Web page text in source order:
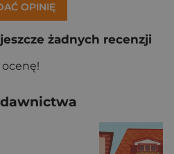
OPINIĘ
żadnych recenzji